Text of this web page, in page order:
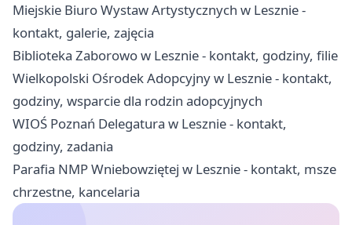
Miejskie Biuro Wystaw Artystycznych w Lesznie -
kontakt, galerie, zajęcia
Biblioteka Zaborowo w Lesznie - kontakt, godziny, filie
Wielkopolski Ośrodek Adopcyjny w Lesznie - kontakt,
godziny, wsparcie dla rodzin adopcyjnych
WIOŚ Poznań Delegatura w Lesznie - kontakt,
godziny, zadania
Parafia NMP Wniebowziętej w Lesznie - kontakt, msze
chrzestne, kancelaria